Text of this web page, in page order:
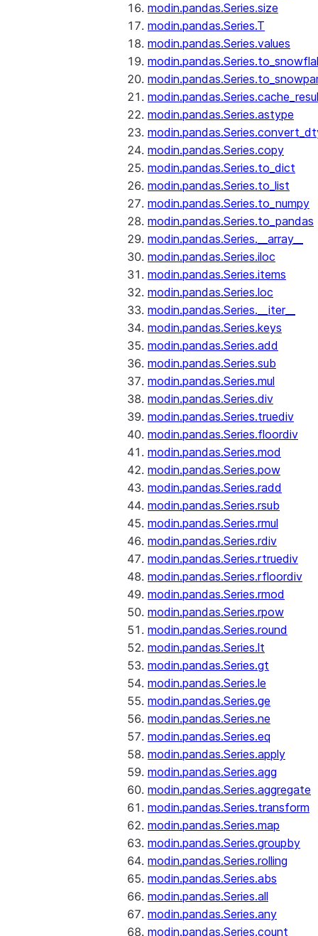
modin.pandas.Series.size
modin.pandas.Series.T
modin.pandas.Series.values
modin.pandas.Series.astype
modin.pandas.Series.copy
modin.pandas.Series.to_dict
modin.pandas.Series.to_list
modin.pandas.Series.to_numpy
modin.pandas.Series.to_pandas
modin.pandas.Series.__array__
modin.pandas.Series.iloc
modin.pandas.Series.items
modin.pandas.Series.loc
modin.pandas.Series.__iter__
modin.pandas.Series.keys
modin.pandas.Series.add
modin.pandas.Series.sub
modin.pandas.Series.mul
modin.pandas.Series.div
modin.pandas.Series.truediv
modin.pandas.Series.floordiv
modin.pandas.Series.mod
modin.pandas.Series.pow
modin.pandas.Series.radd
modin.pandas.Series.rsub
modin.pandas.Series.rmul
modin.pandas.Series.rdiv
modin.pandas.Series.rtruediv
modin.pandas.Series.rfloordiv
modin.pandas.Series.rmod
modin.pandas.Series.rpow
modin.pandas.Series.round
modin.pandas.Series.lt
modin.pandas.Series.gt
modin.pandas.Series.le
modin.pandas.Series.ge
modin.pandas.Series.ne
modin.pandas.Series.eq
modin.pandas.Series.apply
modin.pandas.Series.agg
modin.pandas.Series.aggregate
modin.pandas.Series.transform
modin.pandas.Series.map
modin.pandas.Series.groupby
modin.pandas.Series.rolling
modin.pandas.Series.abs
modin.pandas.Series.all
modin.pandas.Series.any
modin.pandas.Series.count